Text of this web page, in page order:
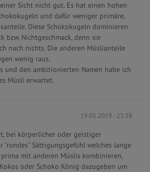
Sicht nicht gut. Es hat einen hohen
und dafür weniger primäre,
Diese Schokokugeln dominieren
bzw. Nichtgeschmack, denn sie
nach nichts. Die anderen Müslianteile
wenig raus.
und den ambitionierten Namen habe ich
Müsli erwartet.
19.05.2019 - 23:38
bei körperlicher oder geistiger
"rundes" Sättigungsgefühl welches lange
mit anderen Müslis kombinieren,
oder Schoko König dazugeben um